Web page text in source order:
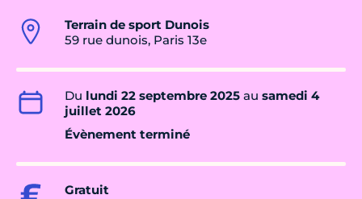
Terrain de sport Dunois
59 rue dunois, Paris 13e
Du lundi 22 septembre 2025 au samedi 4
juillet 2026
Évènement terminé
Gratuit